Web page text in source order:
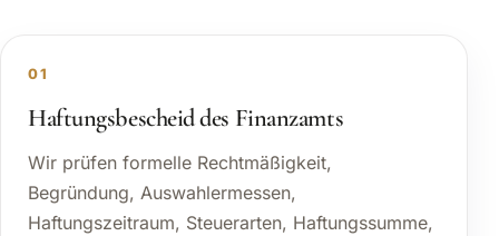
01
Haftungsbescheid des Finanzamts
Wir prüfen formelle Rechtmäßigkeit,
Begründung, Auswahlermessen,
Haftungszeitraum, Steuerarten, Haftungssumme,